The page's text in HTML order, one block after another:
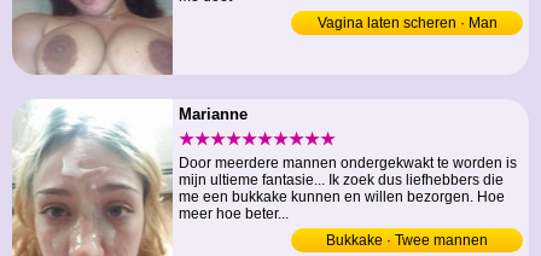
Vagina laten scheren · Man
Marianne
★★★★★★★★★★
Door meerdere mannen ondergekwakt te worden is
mijn ultieme fantasie... Ik zoek dus liefhebbers die
me een bukkake kunnen en willen bezorgen. Hoe
meer hoe beter...
Bukkake · Twee mannen